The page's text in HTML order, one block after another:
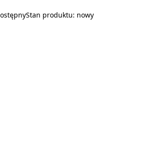
Stan produktu: nowy